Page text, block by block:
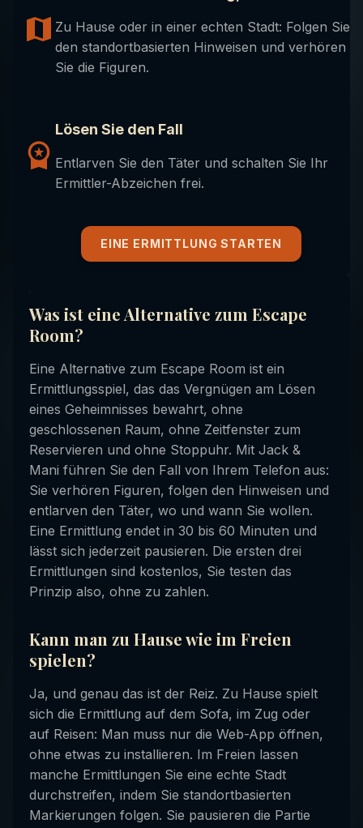
Zu Hause oder in einer echten Stadt: Folgen Sie
den standortbasierten Hinweisen und verhören
Sie die Figuren.
Lösen Sie den Fall
Entlarven Sie den Täter und schalten Sie Ihr
Ermittler-Abzeichen frei.
EINE ERMITTLUNG STARTEN
Was ist eine Alternative zum Escape
Room?
Eine Alternative zum Escape Room ist ein
Ermittlungsspiel, das das Vergnügen am Lösen
eines Geheimnisses bewahrt, ohne
geschlossenen Raum, ohne Zeitfenster zum
Reservieren und ohne Stoppuhr. Mit Jack &
Mani führen Sie den Fall von Ihrem Telefon aus:
Sie verhören Figuren, folgen den Hinweisen und
entlarven den Täter, wo und wann Sie wollen.
Eine Ermittlung endet in 30 bis 60 Minuten und
lässt sich jederzeit pausieren. Die ersten drei
Ermittlungen sind kostenlos, Sie testen das
Prinzip also, ohne zu zahlen.
Kann man zu Hause wie im Freien
spielen?
Ja, und genau das ist der Reiz. Zu Hause spielt
sich die Ermittlung auf dem Sofa, im Zug oder
auf Reisen: Man muss nur die Web-App öffnen,
ohne etwas zu installieren. Im Freien lassen
manche Ermittlungen Sie eine echte Stadt
durchstreifen, indem Sie standortbasierten
Markierungen folgen. Sie pausieren die Partie